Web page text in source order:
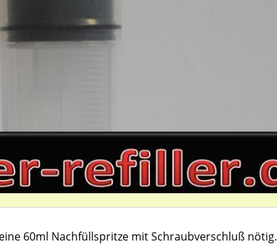
60ml Nachfüllspritze mit Schraubverschluß nötig.